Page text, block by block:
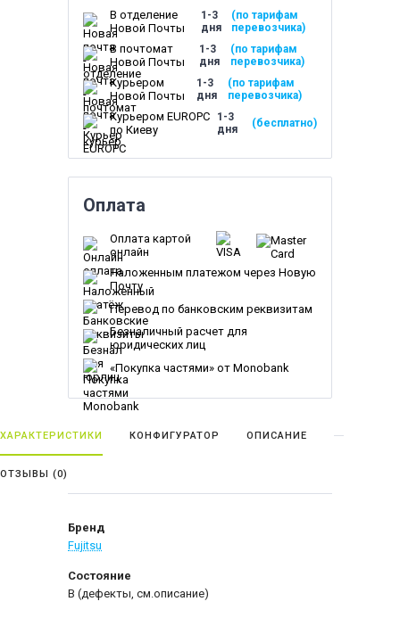
В отделение
Новой Почты
1-3
дня
(по тарифам
перевозчика)
В почтомат
Новой Почты
1-3
дня
(по тарифам
перевозчика)
Курьером
Новой Почты
1-3
дня
(по тарифам
перевозчика)
Курьером EUROPC
по Киеву
1-3
дня
(бесплатно)
Оплата
Оплата картой
онлайн
Наложенным платежом через Новую
Почту
Перевод по банковским реквизитам
Безналичный расчет для
юридических лиц
«Покупка частями» от Monobank
ХАРАКТЕРИСТИКИ КОНФИГУРАТОР ОПИСАНИЕ
ОТЗЫВЫ (0)
Бренд
Fujitsu
Состояние
B (дефекты, см.описание)